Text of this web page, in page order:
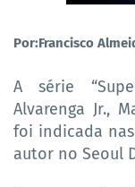
Por:Francisco
A série
Alvarenga Jr.,
foi indicada
autor no Seoul